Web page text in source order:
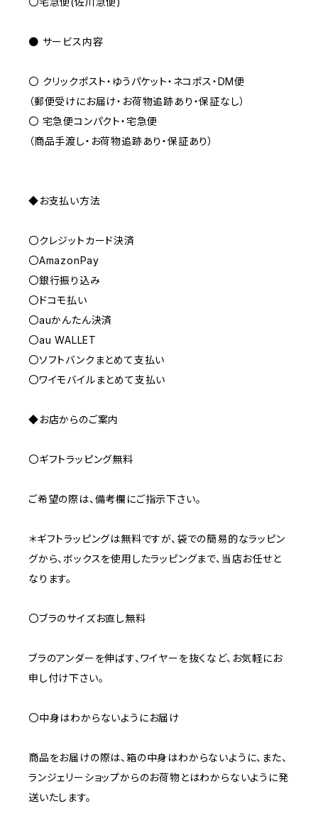
● サービス内容
〇 クリックポスト・ゆうパケット・ネコポス・DM便
（郵便受けにお届け・お荷物追跡あり・保証なし）
〇 宅急便コンパクト・宅急便
（商品手渡し・お荷物追跡あり・保証あり）
◆お支払い方法
〇クレジットカード決済
〇AmazonPay
〇銀行振り込み
〇ドコモ払い
〇auかんたん決済
〇au WALLET
〇ソフトバンクまとめて支払い
〇ワイモバイルまとめて支払い
◆お店からのご案内
〇ギフトラッピング無料
ご希望の際は、備考欄にご指示下さい。
＊ギフトラッピングは無料ですが、袋での簡易的なラッピン
グから、ボックスを使用したラッピングまで、当店お任せと
なります。
〇ブラのサイズお直し無料
ブラのアンダーを伸ばす、ワイヤーを抜くなど、お気軽にお
申し付け下さい。
〇中身はわからないようにお届け
商品をお届けの際は、箱の中身はわからないように、また、
ランジェリーショップからのお荷物とはわからないように発
送いたします。